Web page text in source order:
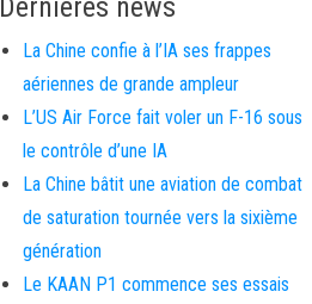
Dernières news
La Chine confie à l’IA ses frappes
aériennes de grande ampleur
L’US Air Force fait voler un F-16 sous
le contrôle d’une IA
La Chine bâtit une aviation de combat
de saturation tournée vers la sixième
génération
Le KAAN P1 commence ses essais